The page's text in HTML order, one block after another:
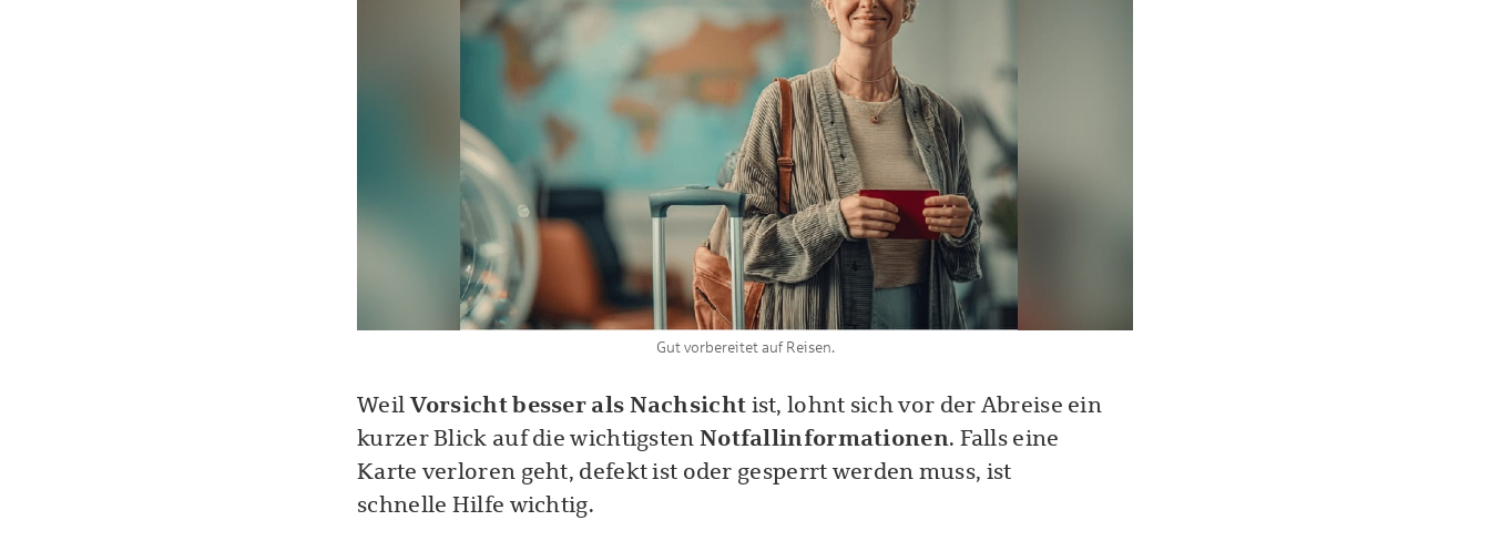
Gut vorbereitet auf Reisen.
Weil Vorsicht besser als Nachsicht ist, lohnt sich vor der Abreise ein
kurzer Blick auf die wichtigsten Notfallinformationen. Falls eine
Karte verloren geht, defekt ist oder gesperrt werden muss, ist
schnelle Hilfe wichtig.